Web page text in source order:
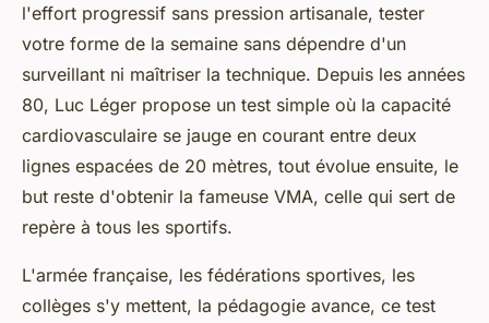
l'effort progressif sans pression artisanale, tester
votre forme de la semaine sans dépendre d'un
surveillant ni maîtriser la technique. Depuis les années
80, Luc Léger propose un test simple où la capacité
cardiovasculaire se jauge en courant entre deux
lignes espacées de 20 mètres, tout évolue ensuite, le
but reste d'obtenir la fameuse VMA, celle qui sert de
repère à tous les sportifs.
L'armée française, les fédérations sportives, les
collèges s'y mettent, la pédagogie avance, ce test